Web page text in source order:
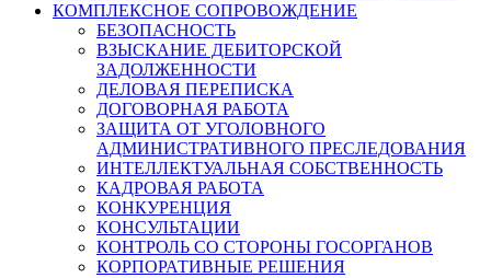
КОМПЛЕКСНОЕ СОПРОВОЖДЕНИЕ
БЕЗОПАСНОСТЬ
ВЗЫСКАНИЕ ДЕБИТОРСКОЙ
ЗАДОЛЖЕННОСТИ
ДЕЛОВАЯ ПЕРЕПИСКА
ДОГОВОРНАЯ РАБОТА
ЗАЩИТА ОТ УГОЛОВНОГО
АДМИНИСТРАТИВНОГО ПРЕСЛЕДОВАНИЯ
ИНТЕЛЛЕКТУАЛЬНАЯ СОБСТВЕННОСТЬ
КАДРОВАЯ РАБОТА
КОНКУРЕНЦИЯ
КОНСУЛЬТАЦИИ
КОНТРОЛЬ СО СТОРОНЫ ГОСОРГАНОВ
КОРПОРАТИВНЫЕ РЕШЕНИЯ